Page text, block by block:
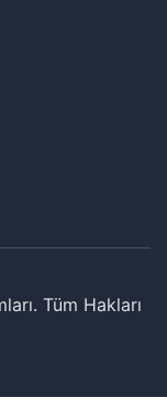
Tüm Hakları